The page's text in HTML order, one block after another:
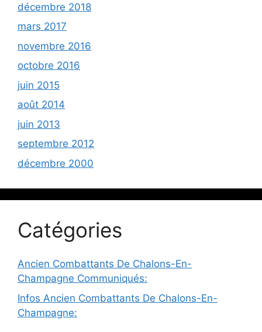
décembre 2018
mars 2017
novembre 2016
octobre 2016
juin 2015
août 2014
juin 2013
septembre 2012
décembre 2000
Catégories
Ancien Combattants De Chalons-En-
Champagne Communiqués:
Infos Ancien Combattants De Chalons-En-
Champagne: